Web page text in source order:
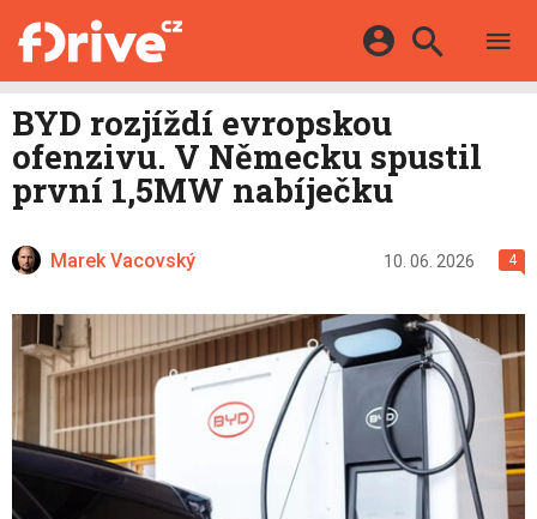
KATALOG
MAPA STANIC
DALŠÍ
HYBRIDY
E-MOTORSPORT
OSTATNÍ
Facebook Google
BYD rozjíždí evropskou
ofenzivu. V Německu spustil
první 1,5MW nabíječku
Marek Vacovský 10. 06. 2026 4